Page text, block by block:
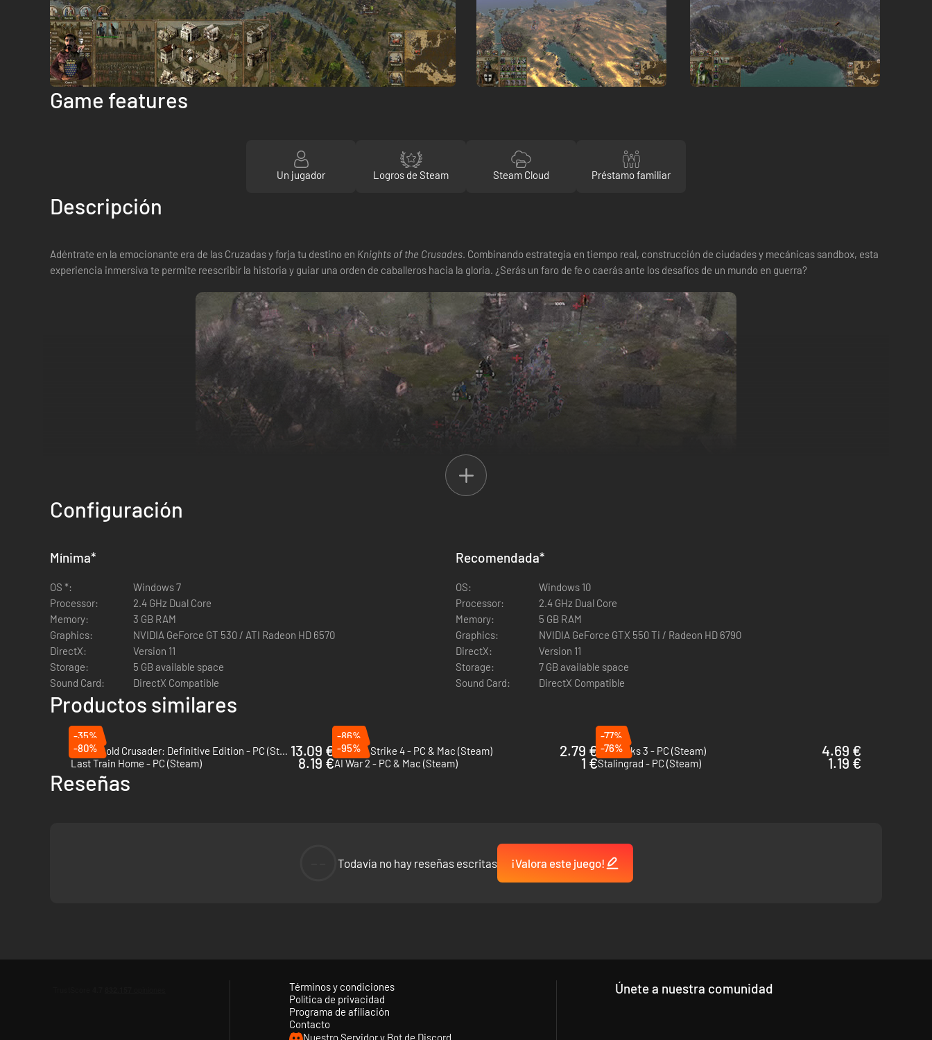
Game features
Un jugador Logros de Steam Steam Cloud Préstamo familiar
Descripción
Adéntrate en la emocionante era de las Cruzadas y forja tu destino en Knights of the Crusades. Combinando estrategia en tiempo real, construcción de ciudades y mecánicas sandbox, esta
experiencia inmersiva te permite reescribir la historia y guiar una orden de caballeros hacia la gloria. ¿Serás un faro de fe o caerás ante los desafíos de un mundo en guerra?
Comienza tu aventura como miembro fundador de los legendarios Templarios o crea tu propia Orden Sagrada
Conviértete en el padre fundador de tu propia orden
Construcción de ciudades y gestión de recursos
Captura y desarrolla aldeas con docenas de estructuras esenciales
Gestiona un sistema económico complejo con elementos de supervivencia en modos RTS y Mapa Mundial
Genera recursos como plata y piedad para expandir tu influencia y mantener tus ejércitos.
Participa en combates épicos RTS contra ejércitos controlados por la IA en tierra y mar.
Defiende tus aldeas, asedia grandes ciudades y reescribe la historia en desafiantes escenarios guiados.
Configuración
Mínima*
OS *:
Windows 7
Processor:
2.4 GHz Dual Core
Memory:
3 GB RAM
Graphics:
NVIDIA GeForce GT 530 / ATI Radeon HD 6570
DirectX:
Version 11
Storage:
5 GB available space
Sound Card:
DirectX Compatible
Recomendada*
OS:
Windows 10
Processor:
2.4 GHz Dual Core
Memory:
5 GB RAM
Graphics:
NVIDIA GeForce GTX 550 Ti / Radeon HD 6790
DirectX:
Version 11
Storage:
7 GB available space
Sound Card:
DirectX Compatible
Productos similares
-35%
Stronghold Crusader: Definitive Edition - PC (Steam) 13.09 €
-86%
Sudden Strike 4 - PC & Mac (Steam)
2.79 €
-77%
Cossacks 3 - PC (Steam)
4.69 €
-80%
Last Train Home - PC (Steam)
8.19 €
-95%
AI War 2 - PC & Mac (Steam)
1 €
-76%
Stalingrad - PC (Steam)
1.19 €
Reseñas
Todavía no hay reseñas escritas ¡Valora este juego!
Términos y condiciones
Política de privacidad
Programa de afiliación
Contacto
Nuestro Servidor y Bot de Discord
Únete a nuestra comunidad